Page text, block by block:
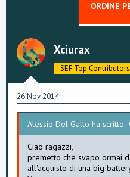
ORDINE
Xciurax
SEF Top Contributors
26 Nov 2014
Alessio Del Gatto ha scritto:
Ciao ragazzi,
premetto che svapo ormai
all'acquisto di una big